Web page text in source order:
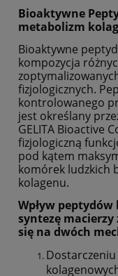
Bioaktywne
metabolizm
Bioaktywne
kompozycja
fizjologicznych.
kontrolowanego
jest określany
GELITA Bioactive
fizjologiczną
pod kątem
komórek ludzkich
kolagenu.
Wpływ
syntezę
się na dwóch